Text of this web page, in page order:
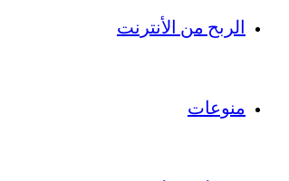
الربح من الأنترنت
منوعات